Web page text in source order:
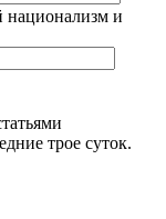
национализм и
трое суток.